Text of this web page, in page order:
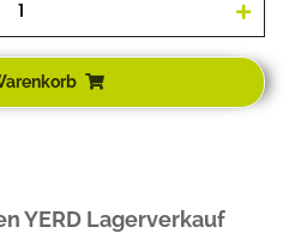
YERD Lagerverkauf